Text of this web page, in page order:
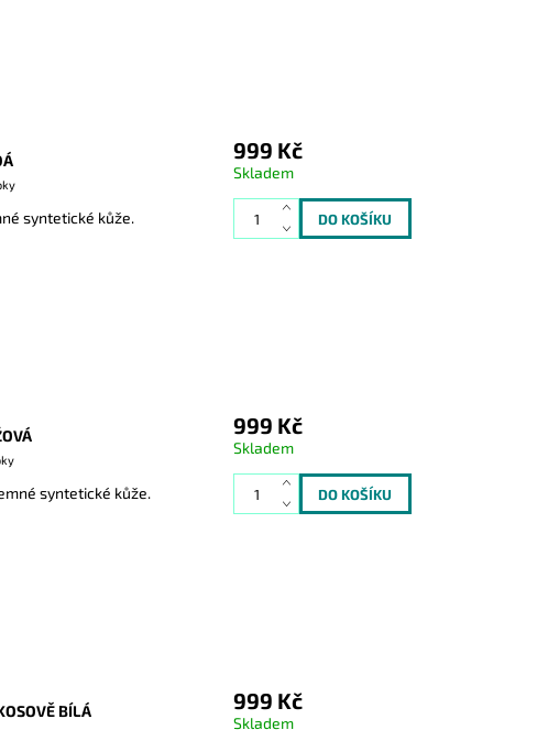
syntetické kůže.
999 Kč
Skladem
syntetické kůže.
999 Kč
Skladem
BÍLÁ 999 Kč
Skladem